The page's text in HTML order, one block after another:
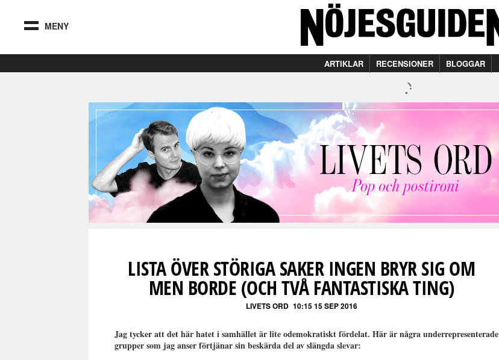
MENY
ARTIKLAR RECENSIONER BLOGGAR
LISTA ÖVER STÖRIGA SAKER INGEN BRYR SIG OM
MEN BORDE (OCH TVÅ FANTASTISKA TING)
LIVETS ORD 10:15 15 SEP 2016
Jag tycker att det här hatet i samhälletär lite odemokratiskt fördelat. Här är några underrepresenterade
grupper som jag anser förtjänar sin beskärda del av slängda slevar: